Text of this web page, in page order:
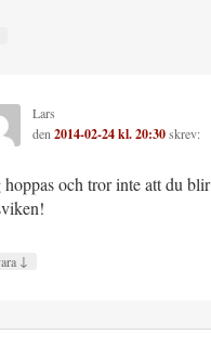
Lars
den2014-02-24 kl. 20:30skrev:
hoppas och tror inte att du blir
↓